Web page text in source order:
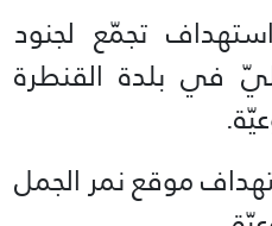
25- السّاعة 15:30 استهداف‏ تجمّع لجنود
في بلدة القنطرة
15:30 استهداف‏ موقع نمر الجمل